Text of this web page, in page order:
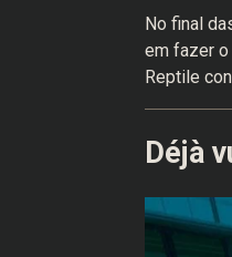
No final
em fazer o
Reptile
Déjà